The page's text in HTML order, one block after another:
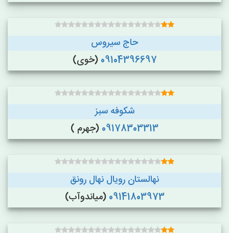
حاج سیروس
09104396697 (خوی)
شکوفه سبز
09178303313 (جهرم )
نهالستان رویال نهال رونق
09141803973 (میاندوآب)